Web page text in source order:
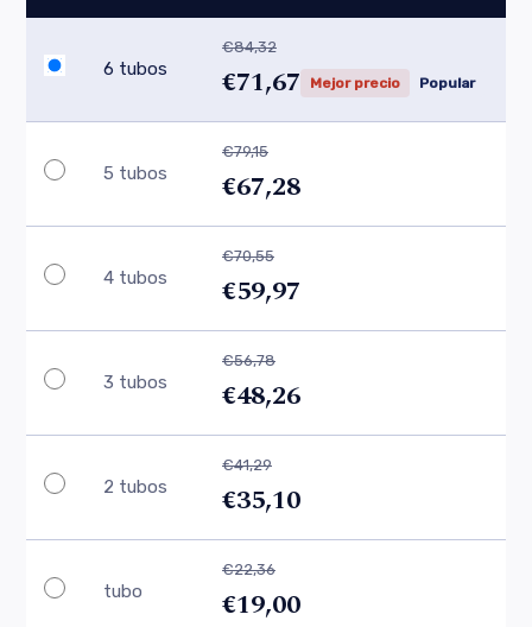
6 tubos
€84,32
€71,67 Mejor precio Popular
5 tubos
€79,15
€67,28
4 tubos
€70,55
€59,97
3 tubos
€56,78
€48,26
2 tubos
€41,29
€35,10
tubo
€22,36
€19,00